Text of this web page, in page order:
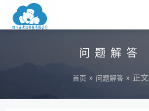
问题解答
首页 » 问题解答 » 正文